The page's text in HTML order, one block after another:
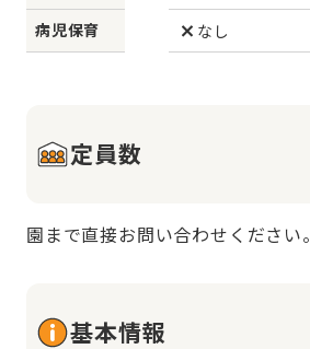
病児保育
なし
定員数
園まで直接お問い合わせください。
基本情報